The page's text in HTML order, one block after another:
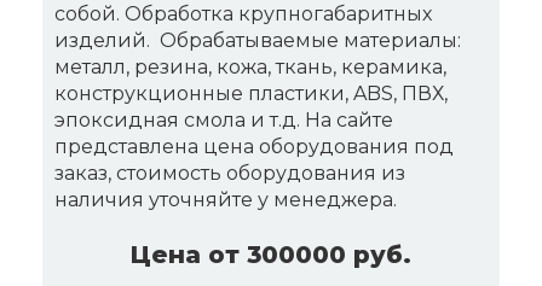
собой. Обработка крупногабаритных
изделий. Обрабатываемые материалы:
металл, резина, кожа, ткань, керамика,
конструкционные пластики, ABS, ПВХ,
эпоксидная смола и т.д. На сайте
представлена цена оборудования под
заказ, стоимость оборудования из
наличия уточняйте у менеджера.
Цена от 300000 руб.